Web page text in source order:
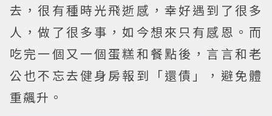
去，很有種時光飛逝感，幸好遇到了很多
人，做了很多事，如今想來只有感恩。而
吃完一個又一個蛋糕和餐點後，言言和老
公也不忘去健身房報到「還債」，避免體
重飆升。